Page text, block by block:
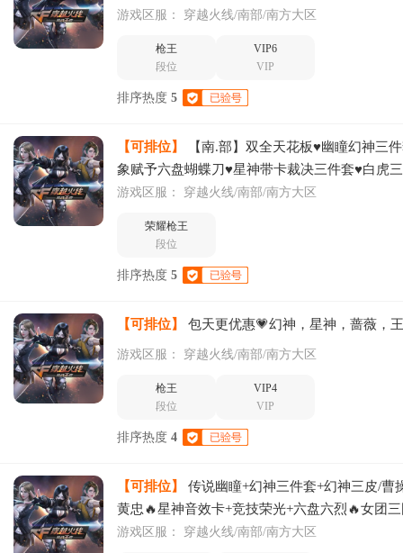
游戏区服： 穿越火线/南部/南方大区
枪王
段位
VIP6
VIP
排序热度 5
【可排位】
【南.部】双全天花板♥幽瞳幻神三
象赋予六盘蝴蝶刀♥星神带卡裁决三件套♥白虎
器
游戏区服： 穿越火线/南部/南方大区
荣耀枪王
段位
排序热度 5
【可排位】 包天更优惠💗幻神，星神，蔷薇，
游戏区服： 穿越火线/南部/南方大区
枪王
段位
VIP4
VIP
排序热度 4
【可排位】
传说幽瞳+幻神三件套+幻神三皮/曹
黄忠🔥星神音效卡+竞技荣光+六盘六烈🔥女团
游戏区服： 穿越火线/南部/南方大区